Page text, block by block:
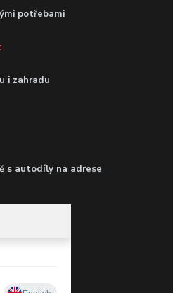
potřebami
i zahradu
s autodíly na adrese